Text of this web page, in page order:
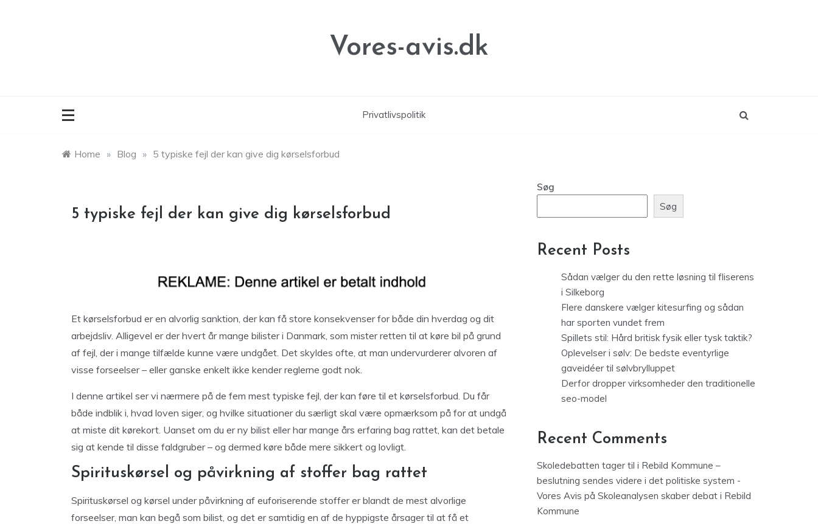
Vores-avis.dk
Privatlivspolitik
Home » Blog » 5 typiske fejl der kan give dig kørselsforbud
5 typiske fejl der kan give dig kørselsforbud
Et kørselsforbud er en alvorlig sanktion, der kan få store konsekvenser for både din hverdag og dit
arbejdsliv. Alligevel er der hvert år mange bilister i Danmark, som mister retten til at køre bil på grund
af fejl, der i mange tilfælde kunne være undgået. Det skyldes ofte, at man undervurderer alvoren af
visse forseelser – eller ganske enkelt ikke kender reglerne godt nok.
I denne artikel ser vi nærmere på de fem mest typiske fejl, der kan føre til et kørselsforbud. Du får
både indblik i, hvad loven siger, og hvilke situationer du særligt skal være opmærksom på for at undgå
at miste dit kørekort. Uanset om du er ny bilist eller har mange års erfaring bag rattet, kan det betale
sig at kende til disse faldgruber – og dermed køre både mere sikkert og lovligt.
Spirituskørsel og påvirkning af stoffer bag rattet
Spirituskørsel og kørsel under påvirkning af euforiserende stoffer er blandt de mest alvorlige
forseelser, man kan begå som bilist, og det er samtidig en af de hyppigste årsager til at få et
Søg
Søg
Recent Posts
Sådan vælger du den rette løsning til fliserens
i Silkeborg
Flere danskere vælger kitesurfing og sådan
har sporten vundet frem
Spillets stil: Hård britisk fysik eller tysk taktik?
Oplevelser i sølv: De bedste eventyrlige
gaveidéer til sølvbrylluppet
Derfor dropper virksomheder den traditionelle
seo-model
Recent Comments
Skoledebatten tager til i Rebild Kommune –
beslutning sendes videre i det politiske system -
Vores Avis på Skoleanalysen skaber debat i Rebild
Kommune